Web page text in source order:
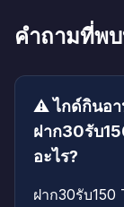
คำถามที่พ
⚠️ ไกด์กินอา
ฝาก30รับ
อะไร?
ฝาก30รับ